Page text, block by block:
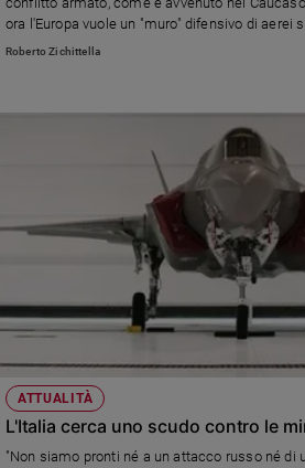
e
Vai
Foto
Video
Podcast
ora l'Europa vuole un "muro" difensivo di aerei
Roberto Zichittella
ATTUALITÀ
L'Italia cerca uno scudo contro le
"Non siamo pronti né a un attacco russo né di